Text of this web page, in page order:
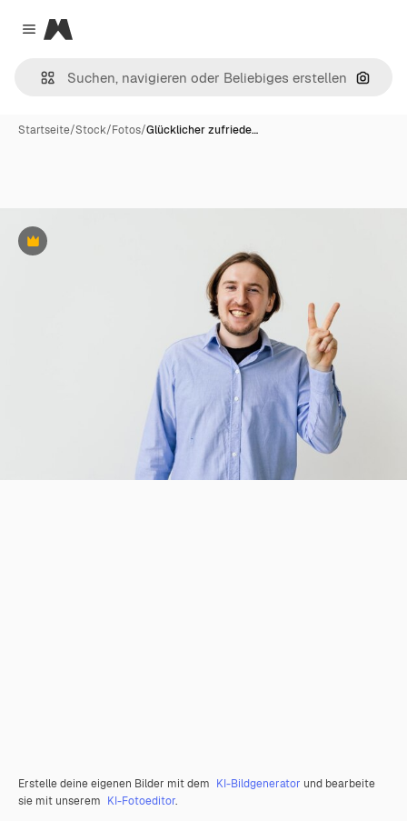
Close menu
Magnific
Nach
Startseite/Stock/Fotos/Glücklicher zufriede…
Premium
Erstelle deine eigenen Bilder mit dem KI-Bildgenerator und bearbeite
sie mit unserem KI-Fotoeditor.